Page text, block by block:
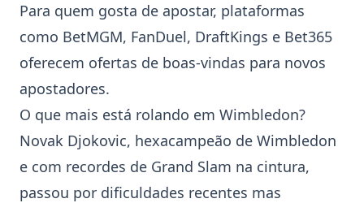
Para quem gosta de apostar, plataformas
como BetMGM, FanDuel, DraftKings e Bet365
oferecem ofertas de boas-vindas para novos
apostadores.
O que mais está rolando em Wimbledon?
Novak Djokovic, hexacampeão de Wimbledon
e com recordes de Grand Slam na cintura,
passou por dificuldades recentes mas